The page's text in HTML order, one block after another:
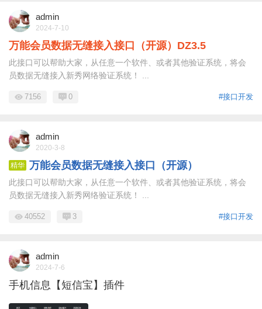
admin
2024-7-10
万能会员数据无缝接入接口（开源）DZ3.5
此接口可以帮助大家，从任意一个软件、或者其他验证系统，将会
员数据无缝接入新秀网络验证系统！ ...
#接口开发
7156 0
admin
2020-3-8
精华 万能会员数据无缝接入接口（开源）
此接口可以帮助大家，从任意一个软件、或者其他验证系统，将会
员数据无缝接入新秀网络验证系统！ ...
#接口开发
40552 3
admin
2024-7-6
手机信息【短信宝】插件